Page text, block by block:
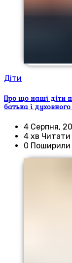
Діти
Про що наші діти
батька і
4 Серпня,
4 хв Читати
0 Поширили